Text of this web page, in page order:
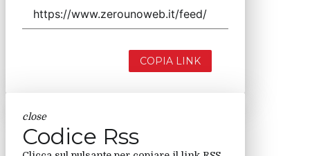
COPIA LINK
close
Codice Rss